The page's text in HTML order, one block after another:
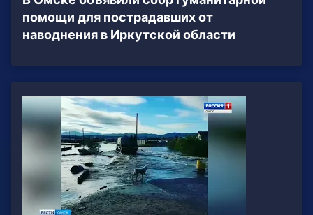
помощи для пострадавших от
наводнения в Иркутской области